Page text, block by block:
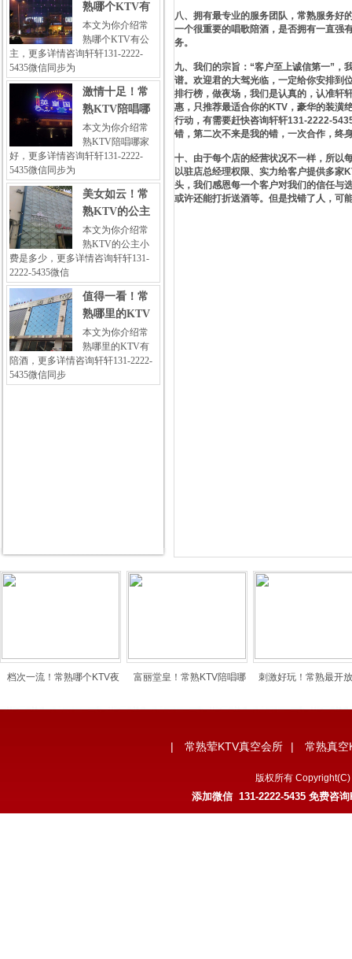
档次一流！常熟哪个KTV夜 富丽堂皇！常熟KTV陪唱哪 刺激好玩！常熟最开
八、拥有最专业的服务团队，常熟服务好
一个很重要的唱歌陪酒，是否拥有一直强
务。
九、我们的宗旨：“客户至上诚信第一”，
谱。欢迎君的大驾光临，一定给你安排到
排行榜，做夜场，我们是认真的，认准轩
惠，只推荐最适合你的KTV，豪华的装潢
行动，有需要赶快咨询轩轩131-2222-
错，第二次不来是我的错，一次合作，终
十、由于每个店的经营状况不一样，所以
以驻店总经理权限、实力给客户提供多家
头，我们感恩每一个客户对我们的信任与
或许还能打折送酒等。但是找错了人，可
熟哪个KTV有
本文为你介绍常
熟哪个KTV有公
主，更多详情咨询轩轩131-2222-
5435微信同步为
激情十足！常
熟KTV陪唱哪
本文为你介绍常
熟KTV陪唱哪家
好，更多详情咨询轩轩131-2222-
5435微信同步为
美女如云！常
熟KTV的公主
本文为你介绍常
熟KTV的公主小
费是多少，更多详情咨询轩轩131-
2222-5435微信
值得一看！常
熟哪里的KTV
本文为你介绍常
熟哪里的KTV有
陪酒，更多详情咨询轩轩131-2222-
5435微信同步
| 常熟荤KTV真空会所 | 常熟真空
版权所有
添加微信 131-2222-5435 免费咨